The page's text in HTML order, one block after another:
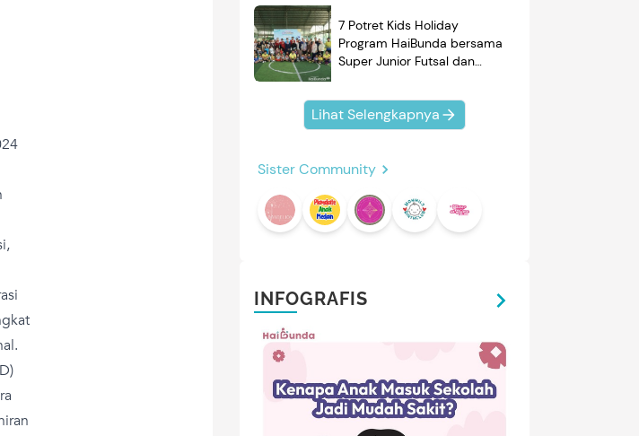
7 Potret Kids Holiday
Program HaiBunda bersama
Super Junior Futsal dan
Kompak Banget!
Lihat Selengkapnya
Sister Community
INFOGRAFIS